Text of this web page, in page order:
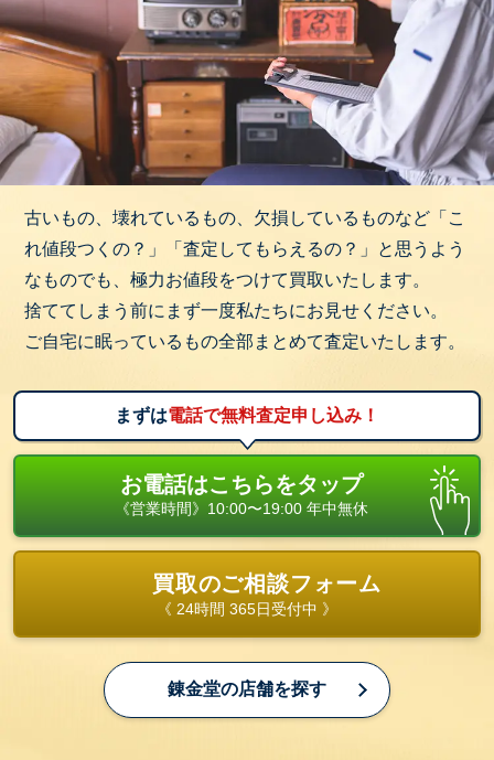
古いもの、壊れているもの、欠損しているものなど「こ
れ値段つくの？」「査定してもらえるの？」と思うよう
なものでも、極力お値段をつけて買取いたします。
捨ててしまう前にまず一度私たちにお見せください。
ご自宅に眠っているもの全部まとめて査定いたします。
まずは電話で無料査定申し込み！
お電話はこちらをタップ
《営業時間》10:00〜19:00 年中無休
買取のご相談フォーム
《 24時間 365日受付中 》
錬金堂の店舗を探す